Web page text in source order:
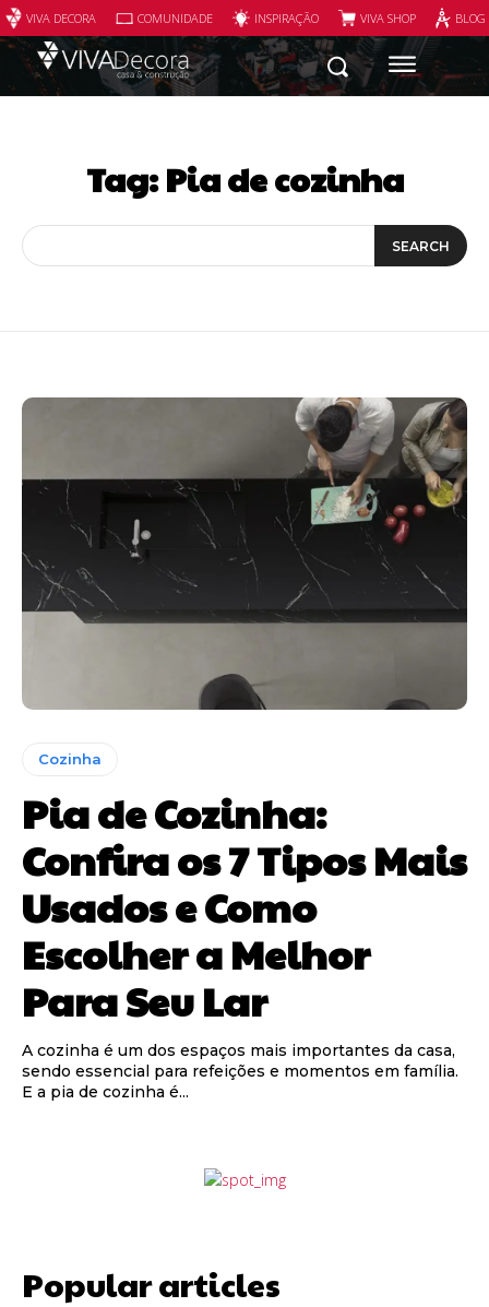
VIVA DECORA COMUNIDADE INSPIRAÇÃO VIVA SHOP
Tag:Pia de cozinha
SEARCH
Cozinha
Pia de Cozinha:
Confira os 7 Tipos Mais
Usados e Como
Escolher a Melhor
Para Seu Lar
A cozinha é um dos espaços mais importantes da casa,
sendo essencial para refeições e momentos em família.
E a pia de cozinha é...
Popular articles